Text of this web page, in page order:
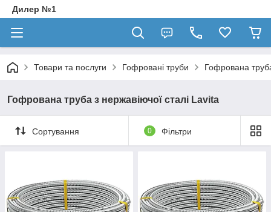
Дилер №1
Товари та послуги Гофровані труби Гофрована
Гофрована труба з нержавіючої сталі Lavita
Сортування 0 Фільтри